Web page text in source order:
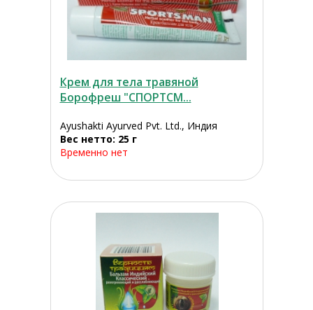
Крем для тела травяной
Борофреш "СПОРТСМ...
Ayushakti Ayurved Pvt. Ltd., Индия
Вес нетто: 25 г
Временно нет